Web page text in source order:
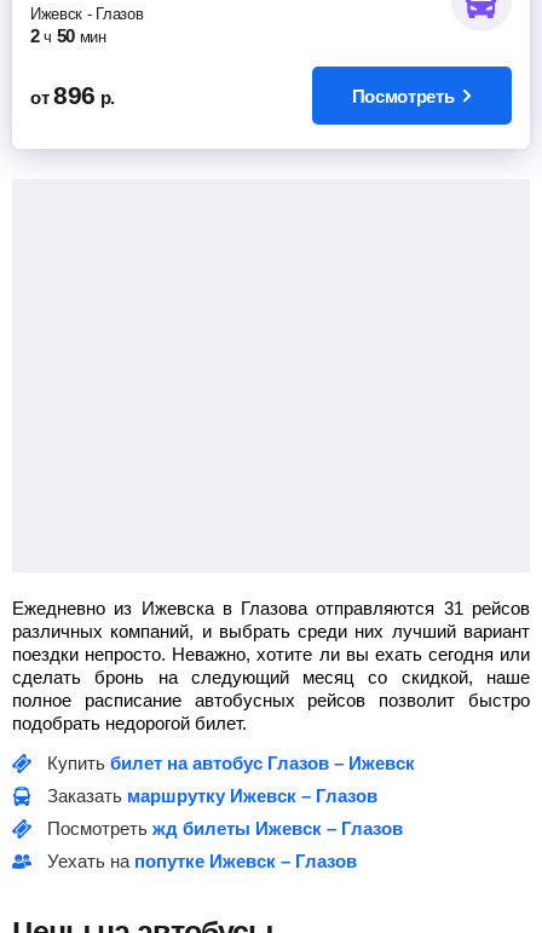
Ижевск - Глазов
2 ч 50 мин
от 896 р. Посмотреть
Ежедневно из Ижевска в Глазова отправляются 31 рейсов
различных компаний, и выбрать среди них лучший вариант
поездки непросто. Неважно, хотите ли вы ехать сегодня или
сделать бронь на следующий месяц со скидкой, наше
полное расписание автобусных рейсов позволит быстро
подобрать недорогой билет.
Купить билет на автобус Глазов – Ижевск
Заказать маршрутку Ижевск – Глазов
Посмотреть жд билеты Ижевск – Глазов
Уехать на попутке Ижевск – Глазов